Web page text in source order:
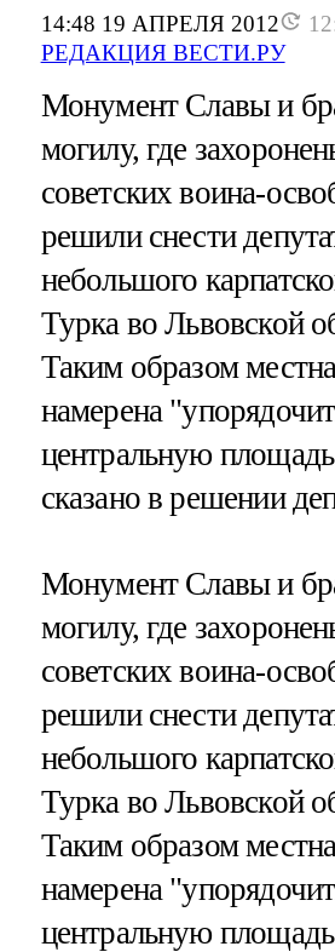
14:48 19 АПРЕЛЯ 2012
РЕДАКЦИЯ ВЕСТИ.РУ
Монумент Славы и
могилу, где
советских воина-
решили снести
небольшого
Турка во Львовской
Таким образом
намерена
центральную
сказано в решении
Монумент Славы и
могилу, где
советских воина-
решили снести
небольшого
Турка во Львовской
Таким образом
намерена
центральную